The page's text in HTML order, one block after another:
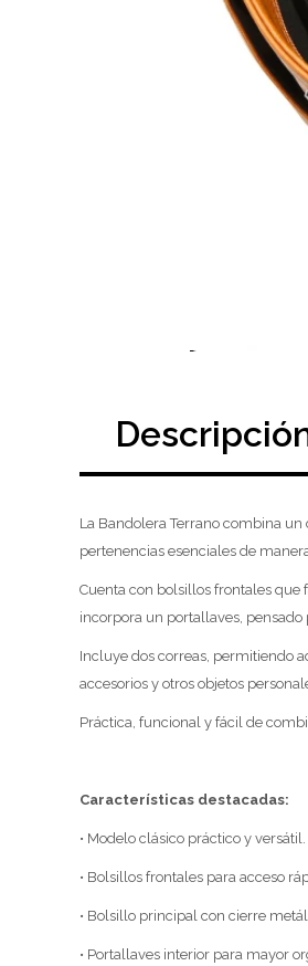
La Bandolera Terrano combina
pertenencias esenciales de
Cuenta con bolsillos frontales
incorpora un portallaves,
Incluye dos correas, permitiendo
accesorios y otros objetos
Práctica, funcional y fácil de
Características destacadas:
• Modelo clásico práctico y versátil.
• Bolsillos frontales para acceso
• Bolsillo principal con cierre
• Portallaves interior para mayor